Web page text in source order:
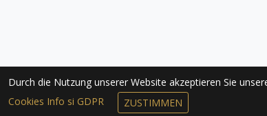
Durch die Nutzung unserer Website akzeptieren Sie
Cookies Info si GDPR
ZUSTIMMEN